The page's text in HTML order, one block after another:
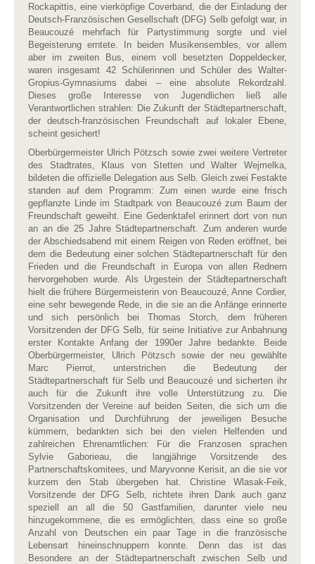
Rockapittis, eine vierköpfige Coverband, die der Einladung der
Deutsch-Französischen Gesellschaft (DFG) Selb gefolgt war, in
Beaucouzé mehrfach für Partystimmung sorgte und viel
Begeisterung erntete. In beiden Musikensembles, vor allem
aber im zweiten Bus, einem voll besetzten Doppeldecker,
waren insgesamt 42 Schülerinnen und Schüler des Walter-
Gropius-Gymnasiums dabei – eine absolute Rekordzahl.
Dieses große Interesse von Jugendlichen ließ alle
Verantwortlichen strahlen: Die Zukunft der Städtepartnerschaft,
der deutsch-französischen Freundschaft auf lokaler Ebene,
scheint gesichert!
Oberbürgermeister Ulrich Pötzsch sowie zwei weitere Vertreter
des Stadtrates, Klaus von Stetten und Walter Wejmelka,
bildeten die offizielle Delegation aus Selb. Gleich zwei Festakte
standen auf dem Programm: Zum einen wurde eine frisch
gepflanzte Linde im Stadtpark von Beaucouzé zum Baum der
Freundschaft geweiht. Eine Gedenktafel erinnert dort von nun
an an die 25 Jahre Städtepartnerschaft. Zum anderen wurde
der Abschiedsabend mit einem Reigen von Reden eröffnet, bei
dem die Bedeutung einer solchen Städtepartnerschaft für den
Frieden und die Freundschaft in Europa von allen Rednern
hervorgehoben wurde. Als Urgestein der Städtepartnerschaft
hielt die frühere Bürgermeisterin von Beaucouzé, Anne Cordier,
eine sehr bewegende Rede, in die sie an die Anfänge erinnerte
und sich persönlich bei Thomas Storch, dem früheren
Vorsitzenden der DFG Selb, für seine Initiative zur Anbahnung
erster Kontakte Anfang der 1990er Jahre bedankte. Beide
Oberbürgermeister, Ulrich Pötzsch sowie der neu gewählte
Marc Pierrot, unterstrichen die Bedeutung der
Städtepartnerschaft für Selb und Beaucouzé und sicherten ihr
auch für die Zukunft ihre volle Unterstützung zu. Die
Vorsitzenden der Vereine auf beiden Seiten, die sich um die
Organisation und Durchführung der jeweiligen Besuche
kümmern, bedankten sich bei den vielen Helfenden und
zahlreichen Ehrenamtlichen: Für die Franzosen sprachen
Sylvie Gaborieau, die langjährige Vorsitzende des
Partnerschaftskomitees, und Maryvonne Kerisit, an die sie vor
kurzem den Stab übergeben hat. Christine Wlasak-Feik,
Vorsitzende der DFG Selb, richtete ihren Dank auch ganz
speziell an all die 50 Gastfamilien, darunter viele neu
hinzugekommene, die es ermöglichten, dass eine so große
Anzahl von Deutschen ein paar Tage in die französische
Lebensart hineinschnuppern konnte. Denn das ist das
Besondere an der Städtepartnerschaft zwischen Selb und